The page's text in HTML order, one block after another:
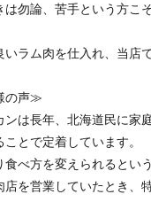
は勿論、苦手という方こ
ラム肉を仕入れ、当店
の声≫
ンは長年、北海道民に家
とで定着しています。
食べ方を変えられるとい
店を営業していたとき、